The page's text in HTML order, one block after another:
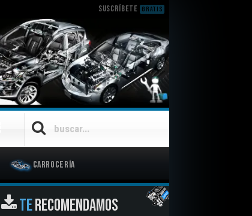
SUSCRÍBETE GRATIS
Carrocería
TERECOMENDAMOS